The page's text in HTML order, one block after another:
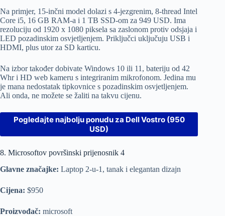
Na primjer, 15-inčni model dolazi s 4-jezgrenim, 8-thread Intel
Core i5, 16 GB RAM-a i 1 TB SSD-om za 949 USD. Ima
rezoluciju od 1920 x 1080 piksela sa zaslonom protiv odsjaja i
LED pozadinskim osvjetljenjem. Priključci uključuju USB i
HDMI, plus utor za SD karticu.
Na izbor također dobivate Windows 10 ili 11, bateriju od 42
Whr i HD web kameru s integriranim mikrofonom. Jedina mu
je mana nedostatak tipkovnice s pozadinskim osvjetljenjem.
Ali onda, ne možete se žaliti na takvu cijenu.
Pogledajte najbolju ponudu za Dell Vostro (950
USD)
8. Microsoftov površinski prijenosnik 4
Glavne značajke: Laptop 2-u-1, tanak i elegantan dizajn
Cijena: $950
Proizvođač: microsoft